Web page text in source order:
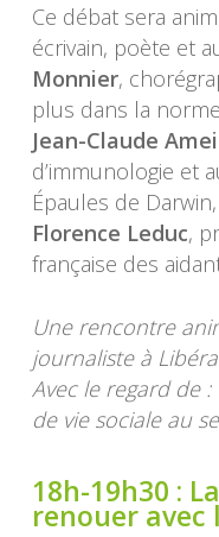
Ce débat sera
écrivain, poète et
Monnier,
plus dans la
Jean-Claude
d’immunologie et
Épaules de
Florence Leduc,
française des
Une rencontre
journaliste à
Avec le regard de :
de vie sociale au
18h-19h30 :
renouer avec